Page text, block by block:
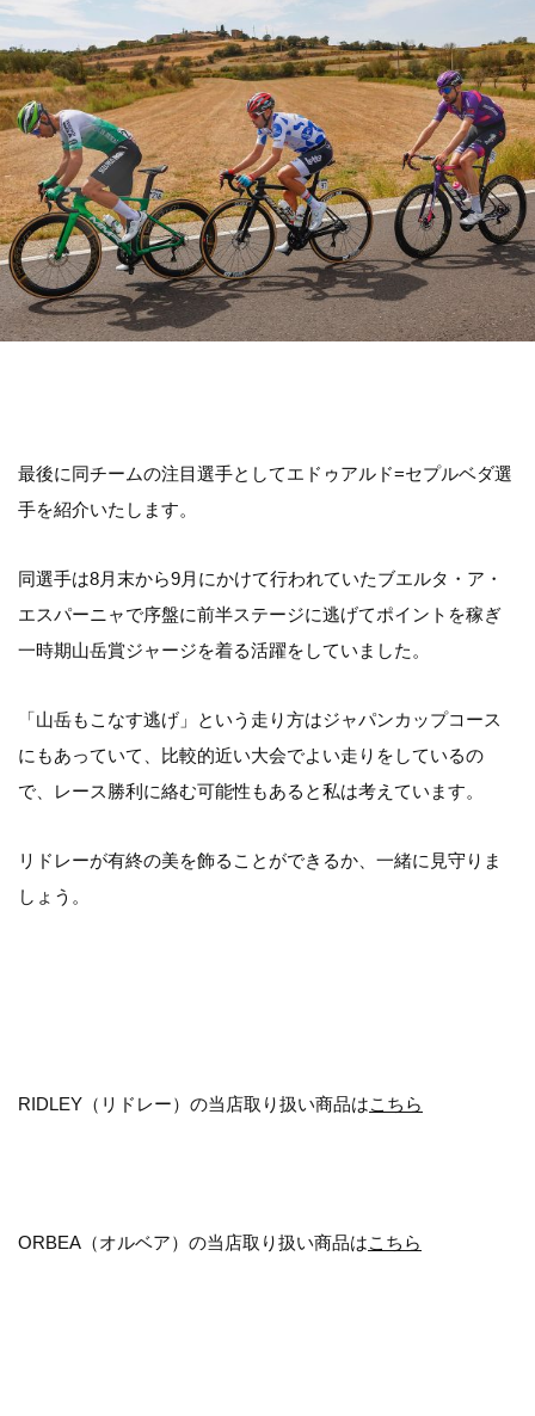
最後に同チームの注目選手としてエドゥアルド=セプルベダ選
手を紹介いたします。
同選手は8月末から9月にかけて行われていたブエルタ・ア・
エスパーニャで序盤に前半ステージに逃げてポイントを稼ぎ
一時期山岳賞ジャージを着る活躍をしていました。
「山岳もこなす逃げ」という走り方はジャパンカップコース
にもあっていて、比較的近い大会でよい走りをしているの
で、レース勝利に絡む可能性もあると私は考えています。
リドレーが有終の美を飾ることができるか、一緒に見守りま
しょう。
RIDLEY（リドレー）の当店取り扱い商品はこちら
ORBEA（オルベア）の当店取り扱い商品はこちら